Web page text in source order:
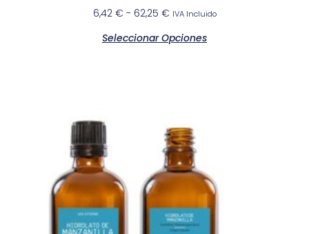
6,42 € - 62,25 € IVA Incluido
Seleccionar Opciones